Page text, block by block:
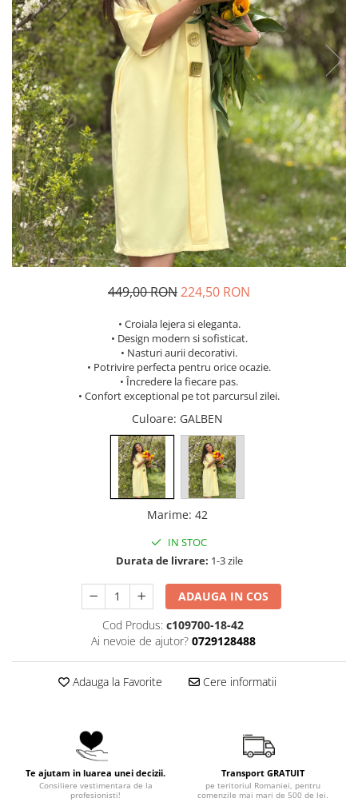
Costume de baie
449,00 RON224,50 RON
• Croiala lejera si eleganta.
• Design modern si sofisticat.
• Nasturi aurii decorativi.
• Potrivire perfecta pentru orice ocazie.
• Încredere la fiecare pas.
• Confort exceptional pe tot parcursul zilei.
Culoare: GALBEN
Marime: 42
IN STOC
Durata de livrare: 1-3 zile
ADAUGA IN COS
Cod Produs: c109700-18-42
Ai nevoie de ajutor? 0729128488
Adauga la Favorite Cere informatii
Te ajutam in luarea unei decizii.
Consiliere vestimentara de la
profesionisti!
Transport GRATUIT
pe teritoriul Romaniei, pentru
comenzile mai mari de 500 de lei.